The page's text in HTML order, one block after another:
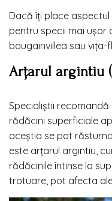
Dacă îți place
pentru specii mai ușor
bougainvillea sau vița-
Arțarul argintiu
Specialiștii
rădăcini superficiale
aceștia se pot
este arțarul argintiu,
rădăcinile întinse la
trotuare, pot afecta